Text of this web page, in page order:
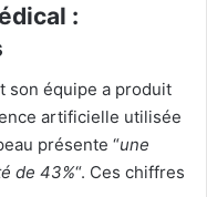
:
son équipe a produit
artificielle utilisée
présente “une
de 43%“. Ces chiffres